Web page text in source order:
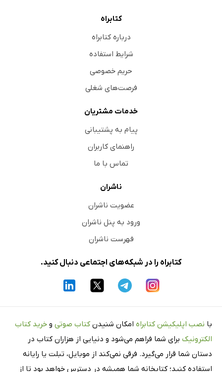
کتابراه
درباره کتابراه
شرایط استفاده
حریم خصوصی
فرصت‌های شغلی
خدمات مشتریان
پیام به پشتیبانی
راهنمای کاربران
تماس با ما
ناشران
عضویت ناشران
ورود به پنل ناشران
فهرست ناشران
کتابراه را در شبکه‌های اجتماعی دنبال کنید.
با نصب اپلیکیشن کتابراه امکان شنیدن کتاب صوتی و خرید کتاب
الکترونیک برای شما فراهم می‌شود و دنیایی از هزاران کتاب در
دستان شما قرار می‌گیرد. فرقی نمی‌کند از موبایل، تبلت یا رایانه
استفاده کنید؛ کتابخانه شما همیشه در دسترس خواهد بود تا از